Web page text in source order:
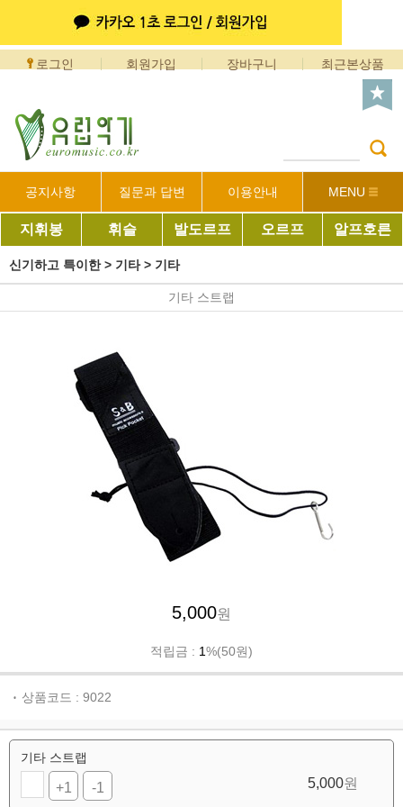
로그인 회원가입 장바구니 최근본상품
공지사항 질문과 답변 이용안내 MENU
지휘봉 휘슬 발도르프 오르프 알프호른
신기하고 특이한> 기타> 기타
기타 스트랩
5,000원
적립금 : 1%(50원)
상품코드 : 9022
기타 스트랩
+1 -1 5,000원